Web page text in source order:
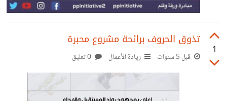
1
تذوق الحروف برائحة مشروع محبرة
قبل 5 سنوات ريادة الأعمال